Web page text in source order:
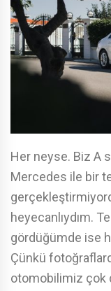
Her neyse. Biz A
Mercedes ile bir
heyecanlıydım.
gördüğümde ise
Çünkü
otomobilimiz çok